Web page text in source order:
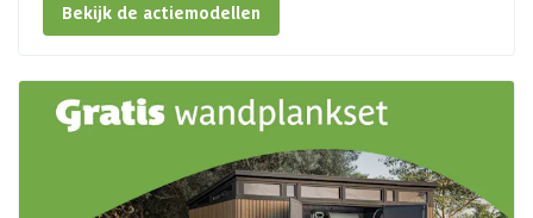
Bekijk de actiemodellen